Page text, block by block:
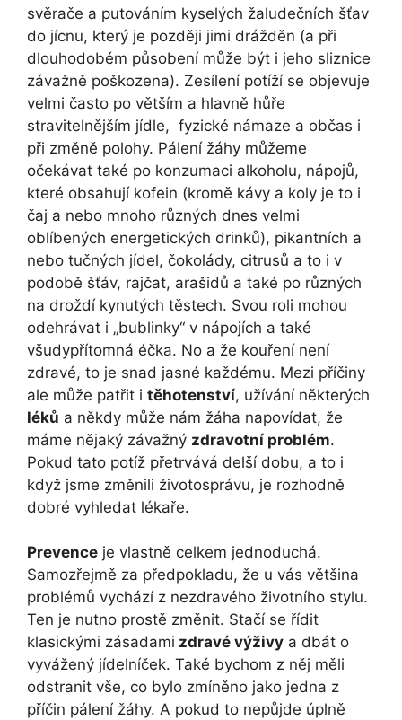
svěrače a putováním kyselých žaludečních šťav
do jícnu, který je později jimi drážděn (a při
dlouhodobém působení může být i jeho sliznice
závažně poškozena). Zesílení potíží se objevuje
velmi často po větším a hlavně hůře
stravitelnějším jídle, fyzické námaze a občas i
při změně polohy. Pálení žáhy můžeme
očekávat také po konzumaci alkoholu, nápojů,
které obsahují kofein (kromě kávy a koly je to i
čaj a nebo mnoho různých dnes velmi
oblíbených energetických drinků), pikantních a
nebo tučných jídel, čokolády, citrusů a to i v
podobě šťáv, rajčat, arašidů a také po různých
na droždí kynutých těstech. Svou roli mohou
odehrávat i „bublinky“ v nápojích a také
všudypřítomná éčka. No a že kouření není
zdravé, to je snad jasné každému. Mezi příčiny
ale může patřit i těhotenství, užívání některých
léků a někdy může nám žáha napovídat, že
máme nějaký závažný zdravotní problém.
Pokud tato potíž přetrvává delší dobu, a to i
když jsme změnili životosprávu, je rozhodně
dobré vyhledat lékaře.
Prevence je vlastně celkem jednoduchá.
Samozřejmě za předpokladu, že u vás většina
problémů vychází z nezdravého životního stylu.
Ten je nutno prostě změnit. Stačí se řídit
klasickými zásadami zdravé výživy a dbát o
vyvážený jídelníček. Také bychom z něj měli
odstranit vše, co bylo zmíněno jako jedna z
příčin pálení žáhy. A pokud to nepůjde úplně